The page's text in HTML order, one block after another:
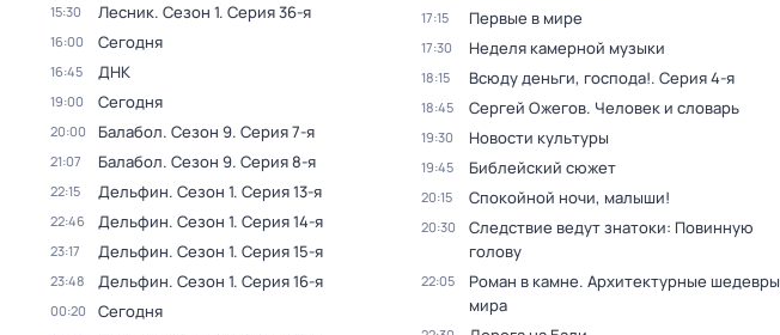
15:30 Лесник. Сезон 1. Серия 36-я
16:00 Сегодня
16:45 ДНК
19:00 Сегодня
20:00 Балабол. Сезон 9. Серия 7-я
21:07 Балабол. Сезон 9. Серия 8-я
22:15 Дельфин. Сезон 1. Серия 13-я
22:46 Дельфин. Сезон 1. Серия 14-я
23:17 Дельфин. Сезон 1. Серия 15-я
23:48 Дельфин. Сезон 1. Серия 16-я
00:20 Сегодня
17:15 Первые в мире
17:30 Неделя камерной музыки
18:15 Всюду деньги, господа!. Серия 4-я
18:45 Сергей Ожегов. Человек и словарь
19:30 Новости культуры
19:45 Библейский сюжет
20:15 Спокойной ночи, малыши!
20:30
Следствие ведут знатоки: Повинную
голову
22:05
Роман в камне. Архитектурные шедевры
мира